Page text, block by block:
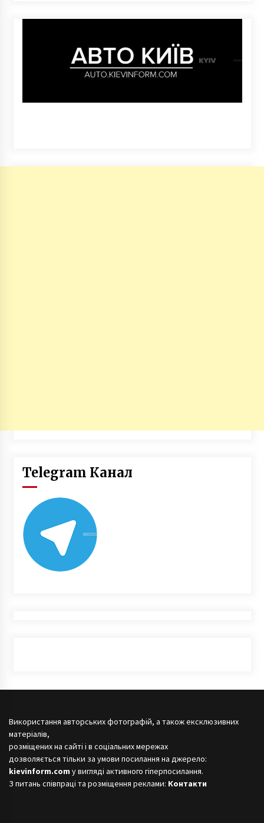
Telegram Канал
Використання авторських фотографій, а також ексклюзивних
матеріалів,
розміщених на сайті і в соціальних мережах
дозволяється тільки за умови посилання на джерело:
kievinform.com у вигляді активного гіперпосилання.
З питань співпраці та розміщення реклами: Контакти